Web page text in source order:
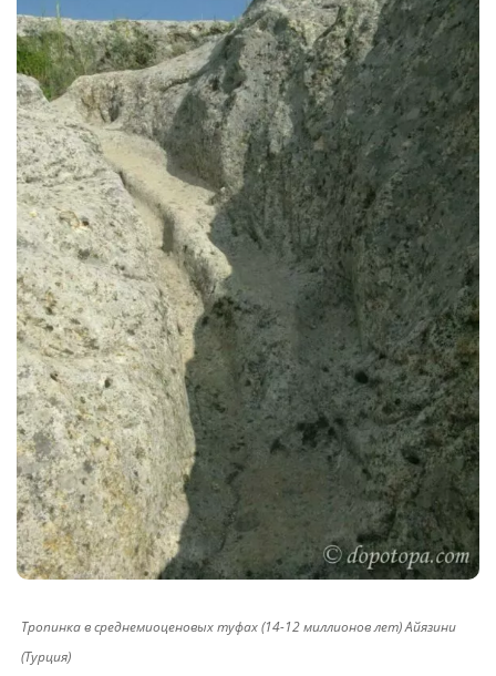
Тропинка в среднемиоценовых туфах (14-12 миллионов лет) Айязини
(Турция)